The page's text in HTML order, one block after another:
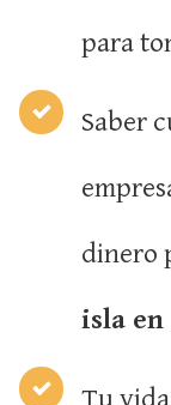
para
Saber
dinero
isla en